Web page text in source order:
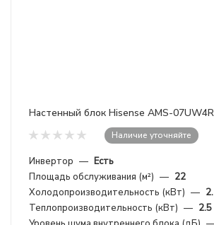
Настенный блок Hisense AMS-
Наличие уточняйте
Инвертор — Есть
Площадь обслуживания (м²) — 22
Холодопроизводительность (кВт) —
Теплопроизводительность (кВт) — 2.5